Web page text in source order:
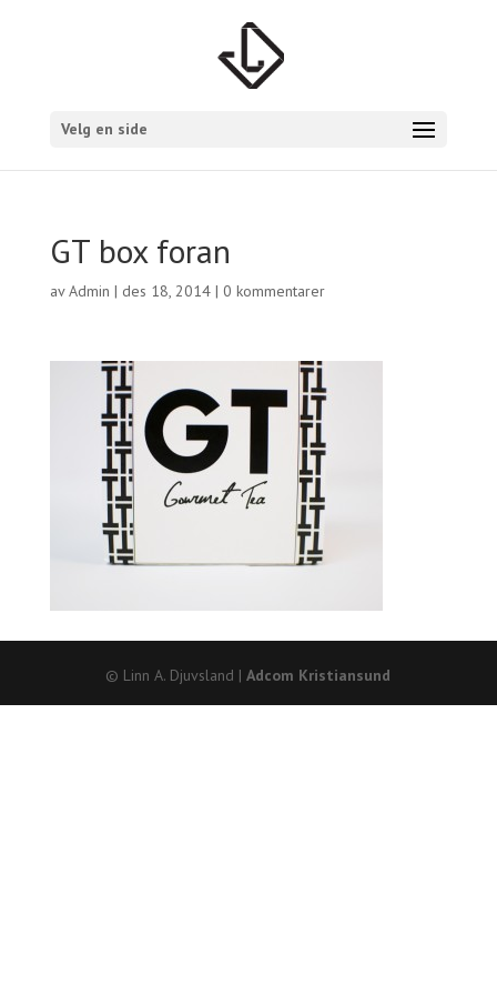
Velg en side
GT box foran
avAdmin | des 18, 2014| 0 kommentarer
© Linn A. Djuvsland |Adcom Kristiansund